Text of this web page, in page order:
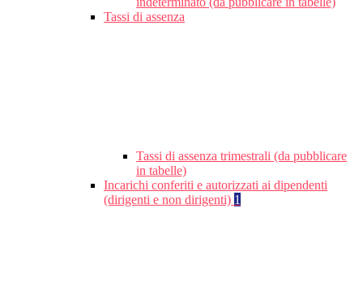
Tassi di assenza
Tassi di assenza trimestrali (da pubblicare
in tabelle)
Incarichi conferiti e autorizzati ai dipendenti
(dirigenti e non dirigenti) 1